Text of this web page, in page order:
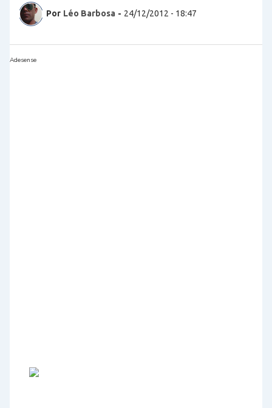
Por Léo Barbosa - 24/12/2012 - 18:47
Adesense